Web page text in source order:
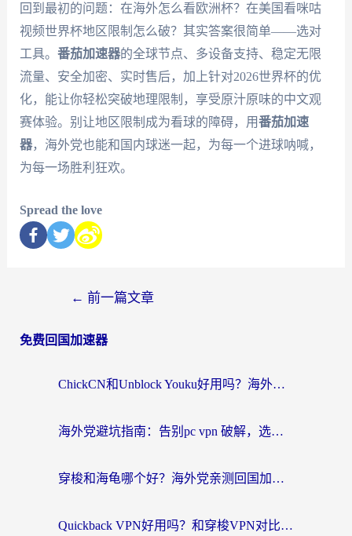
回到最初的问题：在海外怎么看欧洲杯？在美国看咪咕
视频世界杯地区限制怎么破？其实答案很简单——选对
工具。 番茄加速器的全球节点、多设备支持、稳定无限
流量、安全加密、实时售后，加上针对2026世界杯的优
化，能让你轻松突破地理限制，享受原汁原味的中文观
赛体验。别让地区限制成为看球的障碍，用番茄加速
器，海外党也能和国内球迷一起，为每一个进球呐喊，
为每一场胜利狂欢。
Spread the love
← 前一篇文章
免费回国加速器
ChickCN和Unblock Youku好用吗？海外党亲测3款回国加速器，附iOS免费选择指南
海外党避坑指南：告别pc vpn 破解，选对回国加速器轻松访问国内资源
穿梭和海龟哪个好？海外党亲测回国加速器，附电脑免费VPN推荐
Quickback VPN好用吗？和穿梭VPN对比哪个回国效果更好？海外党必看的真实测评与选择指南